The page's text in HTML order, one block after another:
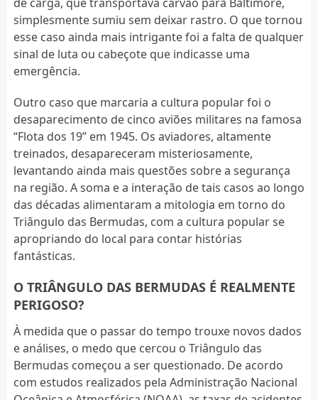
simplesmente sumiu sem deixar rastro. O que tornou
esse caso ainda mais intrigante foi a falta de qualquer
sinal de luta ou cabeçote que indicasse uma
emergência.
Outro caso que marcaria a cultura popular foi o
desaparecimento de cinco aviões militares na famosa
“Flota dos 19” em 1945. Os aviadores, altamente
treinados, desapareceram misteriosamente,
levantando ainda mais questões sobre a segurança
na região. A soma e a interação de tais casos ao longo
das décadas alimentaram a mitologia em torno do
Triângulo das Bermudas, com a cultura popular se
apropriando do local para contar histórias
fantásticas.
O TRIÂNGULO DAS BERMUDAS É REALMENTE
PERIGOSO?
À medida que o passar do tempo trouxe novos dados
e análises, o medo que cercou o Triângulo das
Bermudas começou a ser questionado. De acordo
com estudos realizados pela Administração Nacional